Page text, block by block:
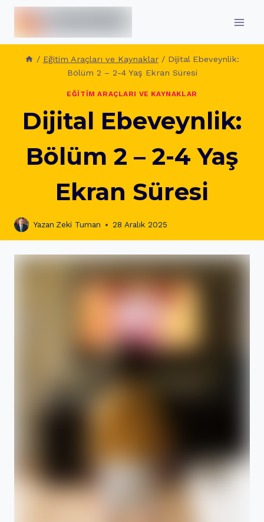
İçeriğe
/ Eğitim Araçları ve Kaynaklar / Dijital Ebeveynlik:
Bölüm 2 – 2-4 Yaş Ekran Süresi
EĞITIM ARAÇLARI VE KAYNAKLAR
Dijital Ebeveynlik:
Bölüm 2 – 2-4 Yaş
Ekran Süresi
Yazan Zeki Tuman 28 Aralık 2025